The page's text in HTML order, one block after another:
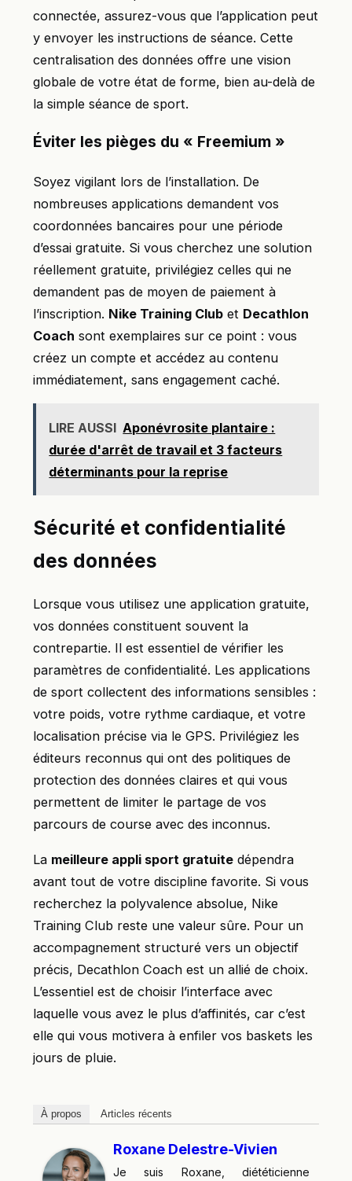
connectée, assurez-vous que l’application peut
y envoyer les instructions de séance. Cette
centralisation des données offre une vision
globale de votre état de forme, bien au-delà de
la simple séance de sport.
Éviter les pièges du « Freemium »
Soyez vigilant lors de l’installation. De
nombreuses applications demandent vos
coordonnées bancaires pour une période
d’essai gratuite. Si vous cherchez une solution
réellement gratuite, privilégiez celles qui ne
demandent pas de moyen de paiement à
l’inscription. Nike Training Club et Decathlon
Coach sont exemplaires sur ce point : vous
créez un compte et accédez au contenu
immédiatement, sans engagement caché.
LIRE AUSSI Aponévrosite plantaire :
durée d'arrêt de travail et 3 facteurs
déterminants pour la reprise
Sécurité et confidentialité
des données
Lorsque vous utilisez une application gratuite,
vos données constituent souvent la
contrepartie. Il est essentiel de vérifier les
paramètres de confidentialité. Les applications
de sport collectent des informations sensibles :
votre poids, votre rythme cardiaque, et votre
localisation précise via le GPS. Privilégiez les
éditeurs reconnus qui ont des politiques de
protection des données claires et qui vous
permettent de limiter le partage de vos
parcours de course avec des inconnus.
La meilleure appli sport gratuite dépendra
avant tout de votre discipline favorite. Si vous
recherchez la polyvalence absolue, Nike
Training Club reste une valeur sûre. Pour un
accompagnement structuré vers un objectif
précis, Decathlon Coach est un allié de choix.
L’essentiel est de choisir l’interface avec
laquelle vous avez le plus d’affinités, car c’est
elle qui vous motivera à enfiler vos baskets les
jours de pluie.
À propos Articles récents
Roxane Delestre-Vivien
Je suis Roxane, diététicienne